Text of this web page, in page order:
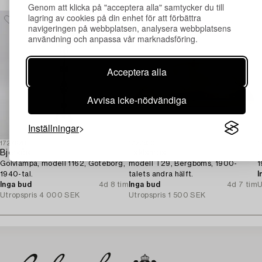
Genom att klicka på "acceptera alla" samtycker du till
lagring av cookies på din enhet för att förbättra
navigeringen på webbplatsen, analysera webbplatsens
användning och anpassa vår marknadsföring.
Acceptera alla
Avvisa icke-nödvändiga
Inställningar
1727620
Bjerkås
Golvlampa, modell 1162, Göteborg,
1940-tal.
Inga bud
4d 8 tim
Utropspris 4 000 SEK
modell T29, Bergboms, 1900-
talets andra hälft.
Inga bud
4d 7 tim
Utropspris 1 500 SEK